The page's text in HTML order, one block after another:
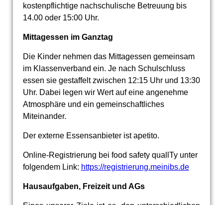
kostenpflichtige nachschulische Betreuung bis
14.00 oder 15:00 Uhr.
Mittagessen im Ganztag
Die Kinder nehmen das Mittagessen gemeinsam
im Klassenverband ein. Je nach Schulschluss
essen sie gestaffelt zwischen 12:15 Uhr und 13:30
Uhr. Dabei legen wir Wert auf eine angenehme
Atmosphäre und ein gemeinschaftliches
Miteinander.
Der externe Essensanbieter ist apetito.
Online-Registrierung bei food safety quallTy unter
folgendem Link: https://registrierung.meinibs.de
Hausaufgaben, Freizeit und AGs